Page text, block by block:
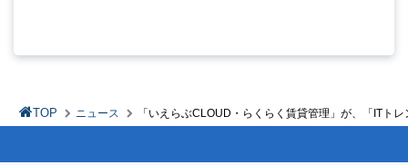
TOP ニュース 「いえらぶCLOUD・らくらく賃貸管理」が、「ITト